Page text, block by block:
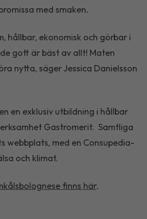
med smaken.
hållbar, ekonomisk och görbar i
gott är bäst av allt! Maten
nytta, säger Jessica Danielsson
en exklusiv utbildning i hållbar
Gastromerit. Samtliga
webbplats, med en Consupedia-
och klimat.
finns här.